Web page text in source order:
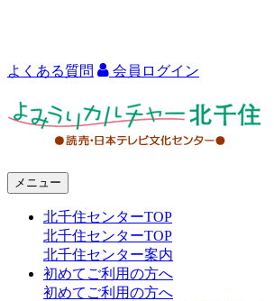
よくある質問 会員ログイン
メニュー
北千住センターTOP
北千住センターTOP
北千住センター案内
初めてご利用の方へ
初めてご利用の方へ